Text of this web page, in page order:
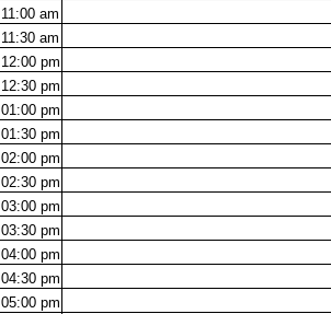
11:00 am
11:30 am
12:00 pm
12:30 pm
01:00 pm
01:30 pm
02:00 pm
02:30 pm
03:00 pm
03:30 pm
04:00 pm
04:30 pm
05:00 pm